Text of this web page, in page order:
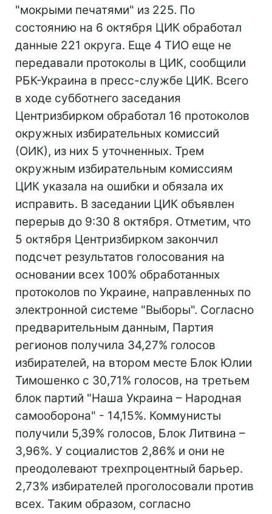
"мокрыми печатями" из 225. По
состоянию на 6 октября ЦИК обработал
данные 221 округа. Еще 4 ТИО еще не
передавали протоколы в ЦИК, сообщили
РБК-Украина в пресс-службе ЦИК. Всего
в ходе субботнего заседания
Центризбирком обработал 16 протоколов
окружных избирательных комиссий
(ОИК), из них 5 уточненных. Трем
окружным избирательным комиссиям
ЦИК указала на ошибки и обязала их
исправить. В заседании ЦИК объявлен
перерыв до 9:30 8 октября. Отметим, что
5 октября Центризбирком закончил
подсчет результатов голосования на
основании всех 100% обработанных
протоколов по Украине, направленных по
электронной системе "Выборы". Согласно
предварительным данным, Партия
регионов получила 34,27% голосов
избирателей, на втором месте Блок Юлии
Тимошенко с 30,71% голосов, на третьем
блок партий "Наша Украина – Народная
самооборона" - 14,15%. Коммунисты
получили 5,39% голосов, Блок Литвина –
3,96%. У социалистов 2,86% и они не
преодолевают трехпроцентный барьер.
2,73% избирателей проголосовали против
всех. Таким образом, согласно